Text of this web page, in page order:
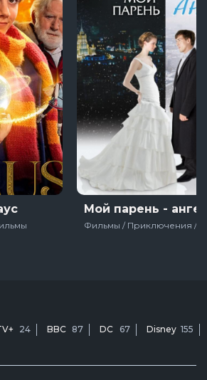
Мой парень -
24 BBC 87 DC 67 Disney 155